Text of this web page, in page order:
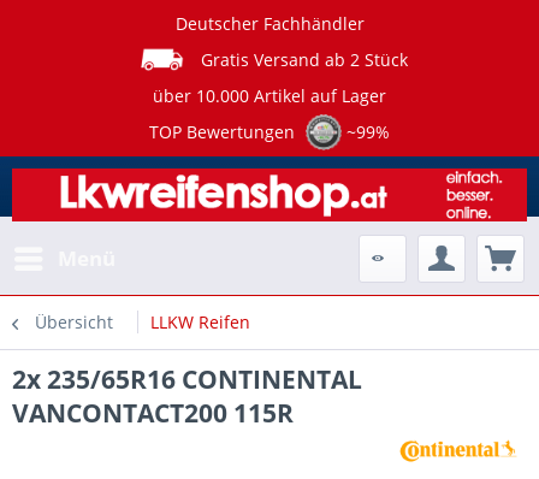
Deutscher Fachhändler
Gratis Versand ab 2 Stück
über 10.000 Artikel auf Lager
TOP Bewertungen
~99%
Übersicht LLKW Reifen
2x 235/65R16 CONTINENTAL
VANCONTACT200 115R